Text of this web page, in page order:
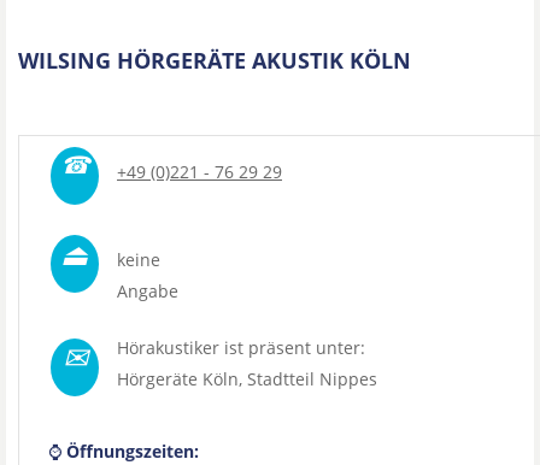
WILSING HÖRGERÄTE AKUSTIK KÖLN
☎ +49 (0)221 - 76 29 29
⏏
keine
Angabe
✉
Hörakustiker ist präsent unter:
Hörgeräte Köln, Stadtteil Nippes
⌚ Öffnungszeiten: